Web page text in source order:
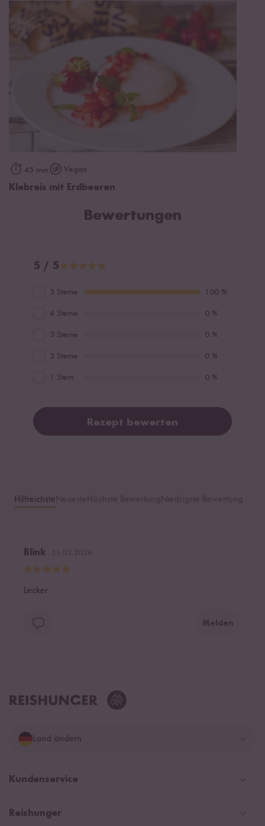
45 min Vegan
Klebreis mit Erdbeeren
Bewertungen
5 / 5
5 Sterne 100 %
4 Sterne 0 %
3 Sterne 0 %
2 Sterne 0 %
1 Stern 0 %
Rezept bewerten
Hilfreichste
Blink
Lecker
Melden
Land ändern
Deutschland
Kundenservice
Help Center & FAQ
Reishunger